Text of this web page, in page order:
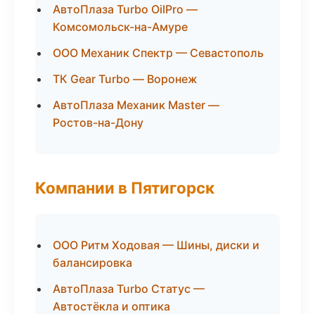
АвтоПлаза Turbo OilPro —
Комсомольск-на-Амуре
ООО Механик Спектр — Севастополь
ТК Gear Turbo — Воронеж
АвтоПлаза Механик Master —
Ростов-на-Дону
Компании в Пятигорск
ООО Ритм Ходовая — Шины, диски и
балансировка
АвтоПлаза Turbo Статус —
Автостёкла и оптика